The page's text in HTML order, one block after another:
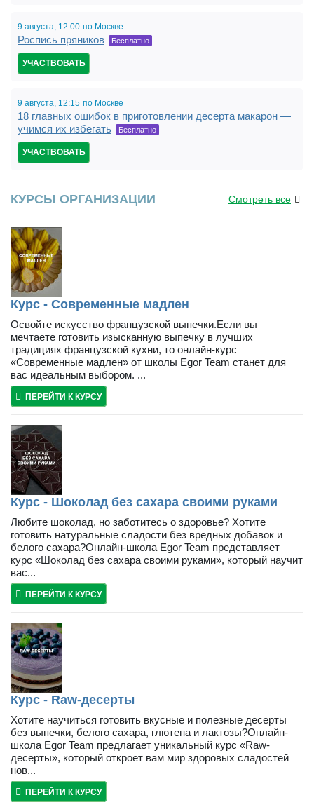
9 августа, 12:00 по Москве
Роспись пряников Бесплатно
УЧАСТВОВАТЬ
9 августа, 12:15 по Москве
18 главных ошибок в приготовлении десерта макарон —
учимся их избегать
Бесплатно
УЧАСТВОВАТЬ
КУРСЫ ОРГАНИЗАЦИИ Смотреть все
Курс - Современные мадлен
Освойте искусство французской выпечки.Если вы
мечтаете готовить изысканную выпечку в лучших
традициях французской кухни, то онлайн-курс
«Современные мадлен» от школы Egor Team станет для
вас идеальным выбором. ...
ПЕРЕЙТИ К КУРСУ
Курс - Шоколад без сахара своими руками
Любите шоколад, но заботитесь о здоровье? Хотите
готовить натуральные сладости без вредных добавок и
белого сахара?Онлайн-школа Egor Team представляет
курс «Шоколад без сахара своими руками», который научит
вас...
ПЕРЕЙТИ К КУРСУ
Курс - Raw-десерты
Хотите научиться готовить вкусные и полезные десерты
без выпечки, белого сахара, глютена и лактозы?Онлайн-
школа Egor Team предлагает уникальный курс «Raw-
десерты», который откроет вам мир здоровых сладостей
нов...
ПЕРЕЙТИ К КУРСУ